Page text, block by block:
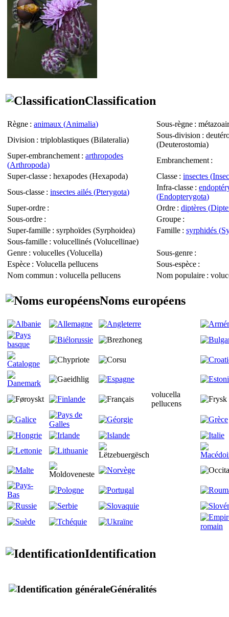
Classification
Règne : animaux (Animalia) Sous-règne :
Division : triploblastiques (Bilateralia)
Sous-division :
(Deuterostomia)
Super-embranchement : arthropodes
(Arthropoda)
Embranchement :
Super-classe : hexapodes (Hexapoda) Classe : insectes (
Sous-classe : insectes ailés (Pterygota)
Infra-classe :
(Endopterygota)
Super-ordre : Ordre : diptères (
Sous-ordre : Groupe :
Super-famille : syrphoïdes (Syrphoidea) Famille : syrphidés (
Sous-famille : volucellinés (Volucellinae)
Genre : volucelles (Volucella) Sous-genre :
Espèce : Volucella pellucens Sous-espèce :
Nom commun : volucella pellucens Nom populaire :
Noms européens
volucella
pellucens
Identification
Généralités